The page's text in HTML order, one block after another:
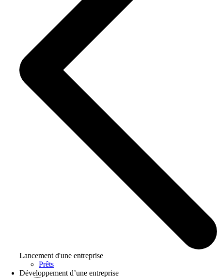
Lancement d'une entreprise
Prêts
Développement d’une entreprise